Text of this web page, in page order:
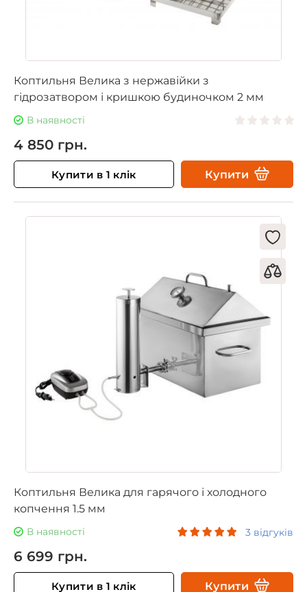
Коптильня Велика з нержавійки з
гідрозатвором і кришкою будиночком 2 мм
В наявності
4 850 грн.
Купити в 1 клік Купити
Коптильня Велика для гарячого і холодного
копчення 1.5 мм
В наявності 3 відгуків
6 699 грн.
Купити в 1 клік Купити